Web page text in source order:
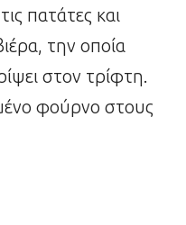
πατάτες και
την οποία
στον τρίφτη.
φούρνο στους